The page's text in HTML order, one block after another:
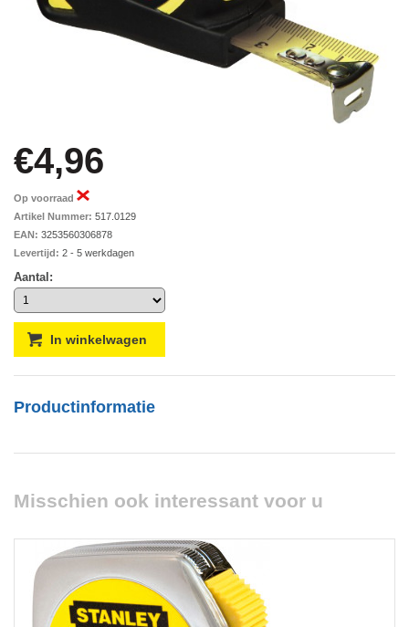
€4,96
Op voorraad
Artikel Nummer: 517.0129
EAN: 3253560306878
Levertijd: 2 - 5 werkdagen
Aantal:
Productinformatie
Misschien ook interessant voor u